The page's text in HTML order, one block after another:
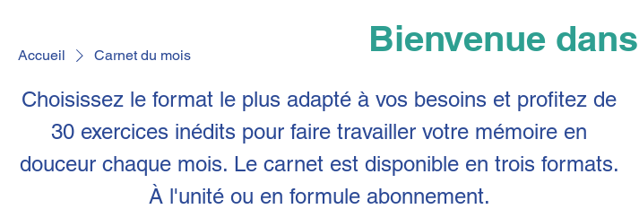
Accueil Carnet du mois
Choisissez le format le plus adapté à vos besoins et profitez de
30 exercices inédits pour faire travailler votre mémoire en
douceur chaque mois. Le carnet est disponible en trois formats.
À l'unité ou en formule abonnement.
Bienvenue